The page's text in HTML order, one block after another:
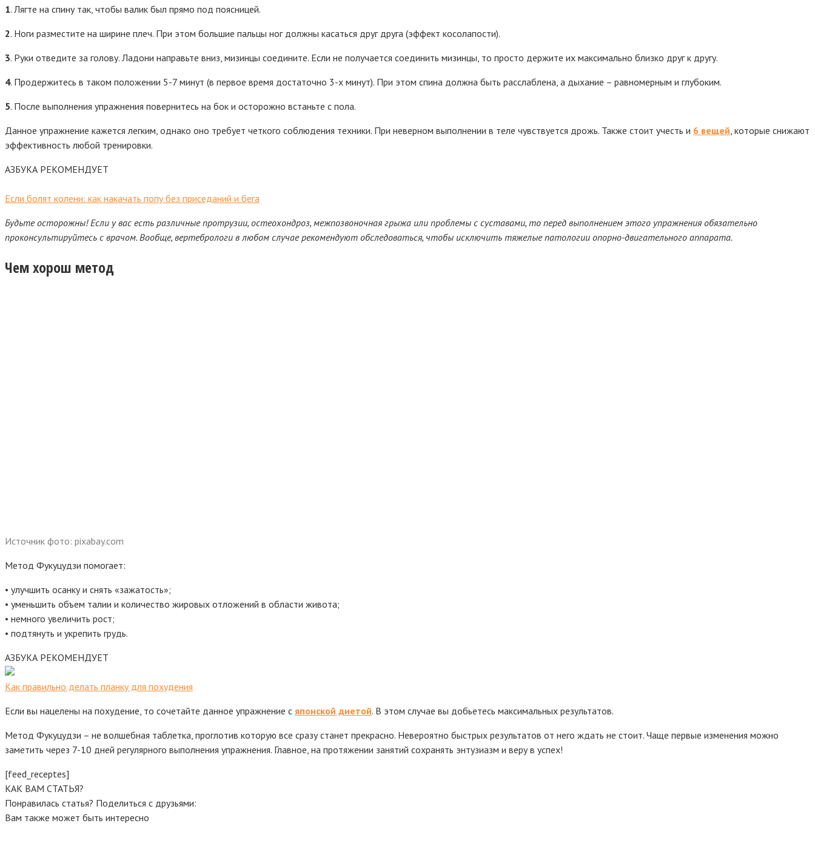
1. Лягте на спину так, чтобы валик был прямо под поясницей.
2. Ноги разместите на ширине плеч. При этом большие пальцы ног должны касаться друг друга (эффект косолапости).
3. Руки отведите за голову. Ладони направьте вниз, мизинцы соедините. Если не получается соединить мизинцы, то просто держите их максимально близко друг к другу.
4. Продержитесь в таком положении 5-7 минут (в первое время достаточно 3-х минут). При этом спина должна быть расслаблена, а дыхание – равномерным и глубоким.
5. После выполнения упражнения повернитесь на бок и осторожно встаньте с пола.
Данное упражнение кажется легким, однако оно требует четкого соблюдения техники. При неверном выполнении в теле чувствуется дрожь. Также стоит учесть и 6 вещей, которые снижают
эффективность любой тренировки.
АЗБУКА РЕКОМЕНДУЕТ
Если болят колени: как накачать попу без приседаний и бега
Будьте осторожны! Если у вас есть различные протрузии, остеохондроз, межпозвоночная грыжа или проблемы с суставами, то перед выполнением этого упражнения обязательно
проконсультируйтесь с врачом. Вообще, вертебрологи в любом случае рекомендуют обследоваться, чтобы исключить тяжелые патологии опорно-двигательного аппарата.
Чем хорош метод
Источник фото: pixabay.com
Метод Фукуцудзи помогает:
• улучшить осанку и снять «зажатость»;
• уменьшить объем талии и количество жировых отложений в области живота;
• немного увеличить рост;
• подтянуть и укрепить грудь.
АЗБУКА РЕКОМЕНДУЕТ
Как правильно делать планку для похудения
Если вы нацелены на похудение, то сочетайте данное упражнение с японской диетой. В этом случае вы добьетесь максимальных результатов.
Метод Фукуцудзи – не волшебная таблетка, проглотив которую все сразу станет прекрасно. Невероятно быстрых результатов от него ждать не стоит. Чаще первые изменения можно
заметить через 7-10 дней регулярного выполнения упражнения. Главное, на протяжении занятий сохранять энтузиазм и веру в успех!
[feed_receptes]
КАК ВАМ СТАТЬЯ?
Понравилась статья? Поделиться с друзьями:
Вам также может быть интересно